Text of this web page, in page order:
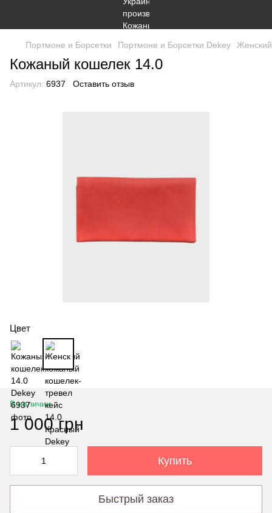
Портмоне и Борсетки Портмоне и Борсетки Dekey
Кожаный кошелек 14.0
Артикул: 6937 Оставить отзыв
Цвет
В наличии
1 000 грн
Купить
Быстрый заказ